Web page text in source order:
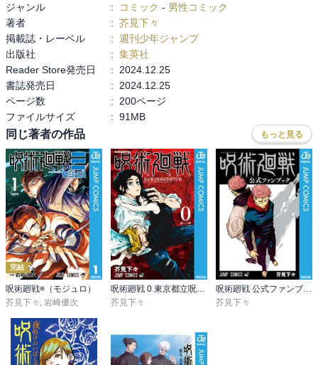
ジャンル : コミック - 男性コミック
著者
: 芥見下々
掲載誌・レーベル
: 週刊少年ジャンプ
出版社
: 集英社
Reader Store発売日
:
2024.12.25
書誌発売日
:
2024.12.25
ページ数
:
200ページ
ファイルサイズ
: 91MB
同じ著者の作品 もっと見る
完結
呪術廻戦≡（モジュロ）
芥見下々 , 岩崎優次
呪術廻戦 0 東京都立呪術高等専門学校
芥見下々
呪術廻戦 公式ファンブック
芥見下々